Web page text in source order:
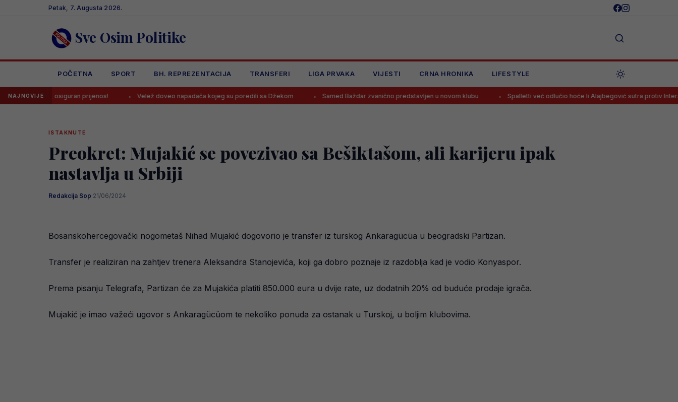
Petak, 7. Augusta 2026.
Sve Osim Politike
POČETNA SPORT BH. REPREZENTACIJA TRANSFERI LIGA PRVAKA VIJESTI CRNA HRONIKA LIFESTYLE
NAJNOVIJE
osiguran prijenos! Velež doveo napadača kojeg su poredili sa Džekom Samed Baždar zvanično predstavljen u novom klubu Spalletti već odlučio hoće li Alajbegović sutra protiv Intera igrati od
ISTAKNUTE
Preokret: Mujakić se povezivao sa Bešiktašom, ali karijeru ipak
nastavlja u Srbiji
Redakcija Sop·21/06/2024
Bosanskohercegovački nogometaš Nihad Mujakić dogovorio je transfer iz turskog Ankaragücüa u beogradski Partizan.
Transfer je realiziran na zahtjev trenera Aleksandra Stanojevića, koji ga dobro poznaje iz razdoblja kad je vodio Konyaspor.
Prema pisanju Telegrafa, Partizan će za Mujakića platiti 850.000 eura u dvije rate, uz dodatnih 20% od buduće prodaje igrača.
Mujakić je imao važeći ugovor s Ankaragücüom te nekoliko ponuda za ostanak u Turskoj, u boljim klubovima.